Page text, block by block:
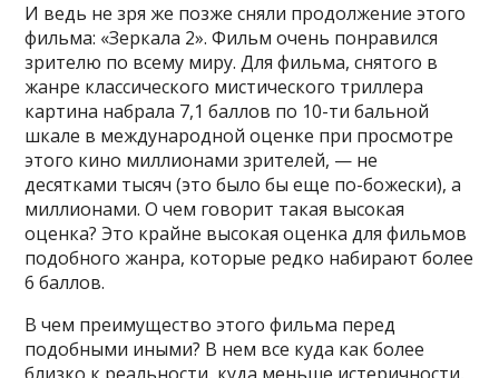
И ведь не зря же позже сняли продолжение этого
фильма: «Зеркала 2». Фильм очень понравился
зрителю по всему миру. Для фильма, снятого в
жанре классического мистического триллера
картина набрала 7,1 баллов по 10-ти бальной
шкале в международной оценке при просмотре
этого кино миллионами зрителей, — не
десятками тысяч (это было бы еще по-божески), а
миллионами. О чем говорит такая высокая
оценка? Это крайне высокая оценка для фильмов
подобного жанра, которые редко набирают более
6 баллов.
В чем преимущество этого фильма перед
подобными иными? В нем все куда как более